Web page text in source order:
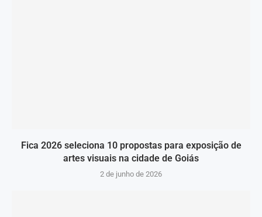
Fica 2026 seleciona 10 propostas para exposição de
artes visuais na cidade de Goiás
2 de junho de 2026